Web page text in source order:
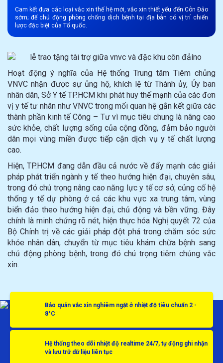
Cam kết đưa các loại vắc xin thế hệ mới, vắc xin thiết yếu đến Côn Đảo
sớm; để chủ động phòng chống dịch bệnh tại địa bàn có vị trí chiến
lược đặc biệt của Tổ quốc.
Hoạt động ý nghĩa của Hệ thống Trung tâm Tiêm chủng
VNVC nhận được sự ủng hộ, khích lệ từ Thành ủy, Ủy ban
nhân dân, Sở Y tế TP.HCM khi phát huy thế mạnh của các đơn
vị y tế tư nhân như VNVC trong mối quan hệ gắn kết giữa các
thành phần kinh tế Công – Tư vì mục tiêu chung là nâng cao
sức khỏe, chất lượng sống của cộng đồng, đảm bảo người
dân mọi vùng miền được tiếp cận dịch vụ y tế chất lượng
cao.
Hiện, TP.HCM đang dẫn đầu cả nước về đẩy mạnh các giải
pháp phát triển ngành y tế theo hướng hiện đại, chuyên sâu,
trong đó chú trọng nâng cao năng lực y tế cơ sở, củng cố hệ
thống y tế dự phòng ở cả các khu vực xa trung tâm, vùng
biển đảo theo hướng hiện đại, chủ động và bền vững. Đây
chính là minh chứng rõ nét, hiện thực hóa Nghị quyết 72 của
Bộ Chính trị về các giải pháp đột phá trong chăm sóc sức
khỏe nhân dân, chuyển từ mục tiêu khám chữa bệnh sang
chủ động phòng bệnh, trong đó chú trọng tiêm chủng vắc
xin.
Bảo quản vắc xin nghiêm ngặt ở nhiệt độ tiêu chuẩn 2 -
8°C
Hệ thống theo dõi nhiệt độ realtime 24/7, tự động ghi nhận
và lưu trữ dữ liệu liên tục